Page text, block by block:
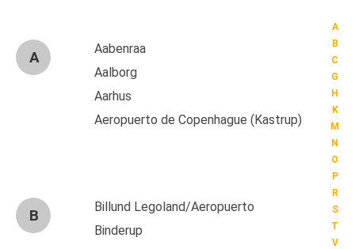
A
B
C
G
H
K
M
N
O
P
R
S
T
V
A
Aabenraa
Aalborg
Aarhus
Aeropuerto de Copenhague (Kastrup)
B
Billund Legoland/Aeropuerto
Binderup